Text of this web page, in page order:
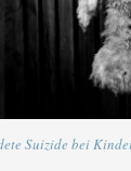
Suizide bei